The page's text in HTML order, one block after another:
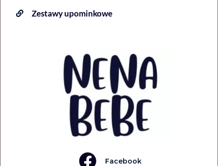
Zestawy upominkowe
Facebook